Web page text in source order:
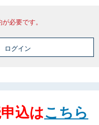
必要です。
ログイン
込はこちら